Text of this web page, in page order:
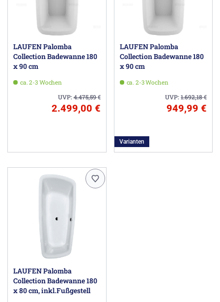
LAUFEN Palomba
Collection Badewanne 180
x 90 cm
ca. 2-3 Wochen
UVP:4.475,59€
2.499,00 €
LAUFEN Palomba
Collection Badewanne 180
x 90 cm
ca. 2-3 Wochen
UVP:1.692,18€
949,99 €
Varianten
LAUFEN Palomba
Collection Badewanne 180
x 80 cm, inkl.Fußgestell